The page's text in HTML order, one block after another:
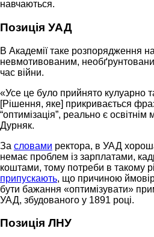
навчаються.
Позиція УАД
В Академії таке розпорядження
невмотивованим,
час війни.
«Усе це було прийнято кулуарно
[Рішення, яке] прикривається
“оптимізація”, реально є
Дурняк.
За словами ректора, в УАД
немає проблем із зарплатами,
коштами, тому потреби в такому
припускають, що причиною
бути бажання «оптимізувати»
УАД, збудованого у 1891 році.
Позиція ЛНУ